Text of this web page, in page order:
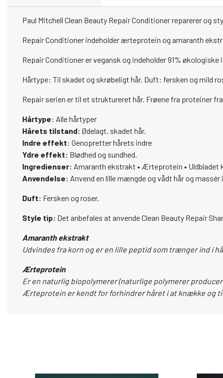
Paul Mitchell Clean Beauty Repair Conditioner reparerer og
Repair Conditioner indeholder ærteprotein og amaranth
Repair Conditioner er vegansk og indeholder 91%
Hårtype: Til skadet og skrøbeligt hår. Duft: fersken og mild
Repair serien er til et struktureret hår. Frøene fra proteiner
Hårtype: Alle hårtyper
Hårets tilstand: Ødelagt, skadet hår.
Indre effekt: Genopretter hårets indre
Ydre effekt: Blødhed og sundhed.
Ingredienser: Amaranth ekstrakt • Ærteprotein • Uldbladet
Anvendelse: Anvend en lille mængde og vådt hår og
Duft: Fersken og roser.
Style tip: Det anbefales at anvende Clean Beauty Repair
Amaranth ekstrakt
Udvindes fra korn og er en lille peptid som trænger ind i
Ærteprotein
Er en naturlig biopolymerer(naturlige polymerer
Ærteprotein er kendt for forhindrer håret i at knække og